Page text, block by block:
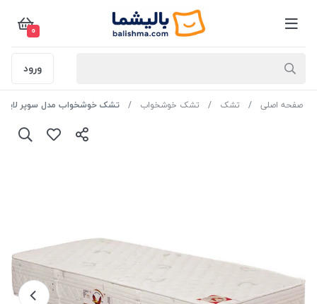
0
ورود
صفحه اصلی تشک تشک خوشخواب تشک خوشخواب مدل سوپر لایف هارد -